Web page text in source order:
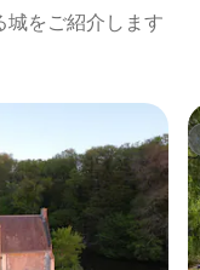
城をご紹介します
スです。